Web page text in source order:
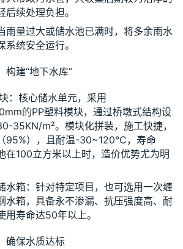
续处理负担。
雨量过大或储水池已满时，将多余雨水
统安全运行。
构建“地下水库”
：核心储水单元，采用
的PP塑料模块，通过桥墩式结构设
35KN/m²。模块化拼装，施工快捷，
95%），且耐温-30~120℃，寿命
在100立方米以上时，造价优势尤为明
水箱：针对特定项目，也可选用一次缠
水箱，具备永不渗漏、抗压强度高、耐
用寿命达50年以上。
确保水质达标